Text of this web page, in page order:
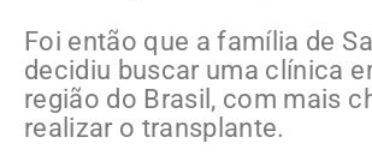
Foi então que a família de
decidiu buscar uma clínica
região do Brasil, com mais
realizar o transplante.